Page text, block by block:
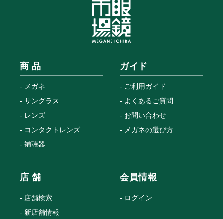
商 品
メガネ
サングラス
レンズ
コンタクトレンズ
補聴器
ガイド
ご利用ガイド
よくあるご質問
お問い合わせ
メガネの選び方
店 舗
店舗検索
新店舗情報
会員情報
ログイン